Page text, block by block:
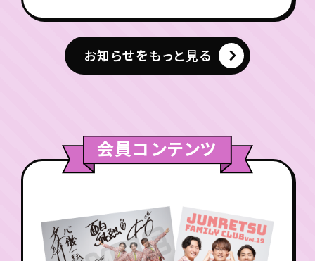
お知らせをもっと見る
会員コンテンツ